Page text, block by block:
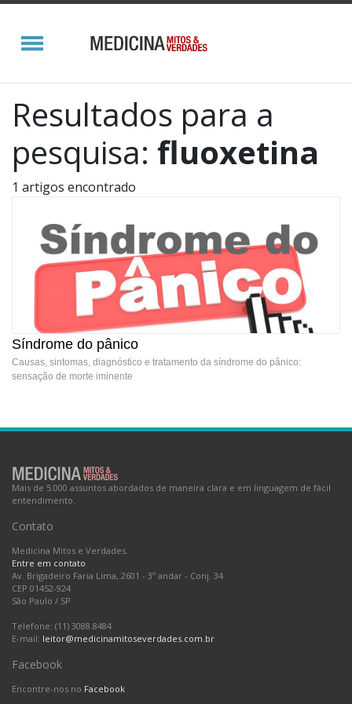
Resultados para a
pesquisa: fluoxetina
1 artigos encontrado
Síndrome do pânico
Causas, sintomas, diagnóstico e tratamento da síndrome do pânico:
sensação de morte iminente
Mais de 5.000 assuntos abordados de maneira clara e em linguagem de fácil
entendimento.
Contato
Medicina Mitos e Verdades.
Entre em contato
Av. Brigadeiro Faria Lima, 2601 - 3º andar - Conj. 34
CEP 01452-924
São Paulo / SP
Telefone: (11) 3088.8484
E-mail: leitor@medicinamitoseverdades.com.br
Facebook
Encontre-nos no Facebook